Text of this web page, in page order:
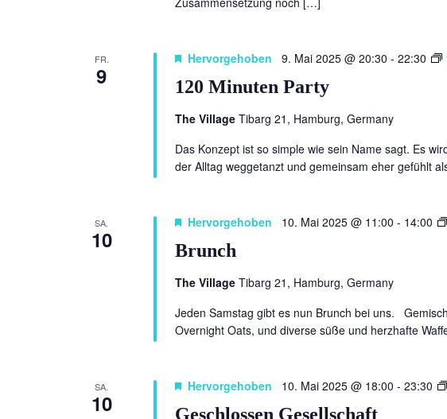
FR.
9 120 Minuten Party
Hervorgehoben 9. Mai 2025 @ 20:30 - 22:30
The Village Tibarg 21, Hamburg, Germany
Das Konzept ist so simple wie sein Name sagt. Es
der Alltag weggetanzt und gemeinsam eher gefühlt
SA.
10 Brunch
Hervorgehoben 10. Mai 2025 @ 11:00 - 14:00
The Village Tibarg 21, Hamburg, Germany
Jeden Samstag gibt es nun Brunch bei uns.
Overnight Oats, und diverse süße und herzhafte
SA.
10 Geschlossen Gesellschaft
Hervorgehoben 10. Mai 2025 @ 18:00 - 23:30